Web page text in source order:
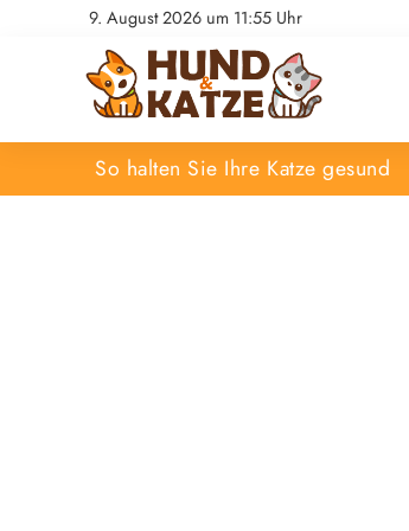
9. August 2026 um 11:55 Uhr
So halten Sie Ihre Katze gesund